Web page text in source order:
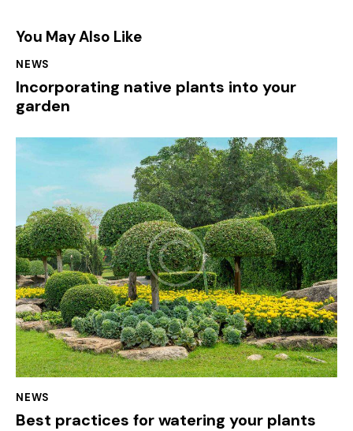
You May Also Like
NEWS
Incorporating native plants into your
garden
NEWS
Best practices for watering your plants